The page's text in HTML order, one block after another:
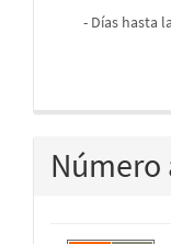
- Días hasta